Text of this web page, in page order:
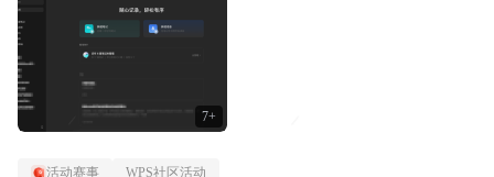
7+
视。⭐关于WPS社区WPS社区（bbs.wps....
活动赛事 WPS社区活动